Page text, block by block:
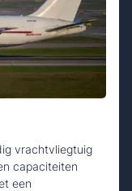
vrachtvliegtuig
capaciteiten
een